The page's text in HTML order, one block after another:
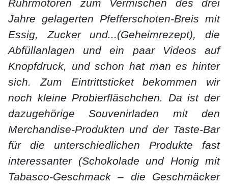
Rührmotoren zum Vermischen des drei
Jahre gelagerten Pfefferschoten-Breis mit
Essig, Zucker und...(Geheimrezept), die
Abfüllanlagen und ein paar Videos auf
Knopfdruck, und schon hat man es hinter
sich. Zum Eintrittsticket bekommen wir
noch kleine Probierfläschchen. Da ist der
dazugehörige Souvenirladen mit den
Merchandise-Produkten und der Taste-Bar
für die unterschiedlichen Produkte fast
interessanter (Schokolade und Honig mit
Tabasco-Geschmack – die Geschmäcker